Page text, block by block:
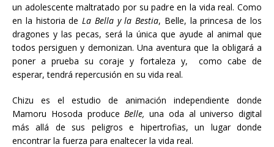
un adolescente maltratado por su padre en la vida real. Como
en la historia de La Bella y la Bestia, Belle, la princesa de los
dragones y las pecas, será la única que ayude al animal que
todos persiguen y demonizan. Una aventura que la obligará a
poner a prueba su coraje y fortaleza y, como cabe de
esperar, tendrá repercusión en su vida real.
Chizu es el estudio de animación independiente donde
Mamoru Hosoda produce Belle, una oda al universo digital
más allá de sus peligros e hipertrofias, un lugar donde
encontrar la fuerza para enaltecer la vida real.